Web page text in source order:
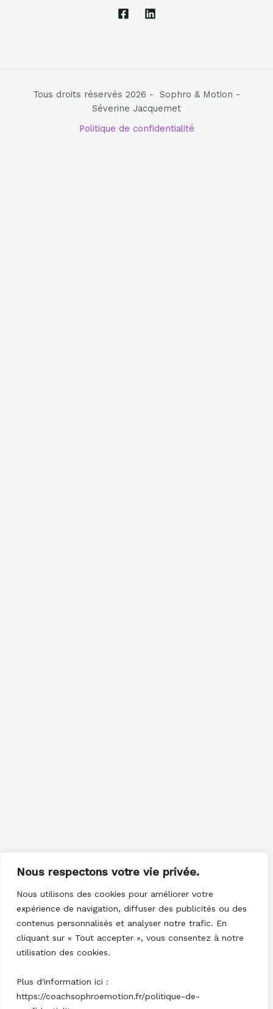
Nous respectons votre vie privée.
Nous utilisons des cookies pour améliorer votre
expérience de navigation, diffuser des publicités ou des
contenus personnalisés et analyser notre trafic. En
cliquant sur « Tout accepter », vous consentez à notre
utilisation des cookies.
Plus d'information ici :
https://coachsophroemotion.fr/politique-de-
Tous droits réservés 2026 - Sophro & Motion -
Séverine Jacquemet
Politique de confidentialité